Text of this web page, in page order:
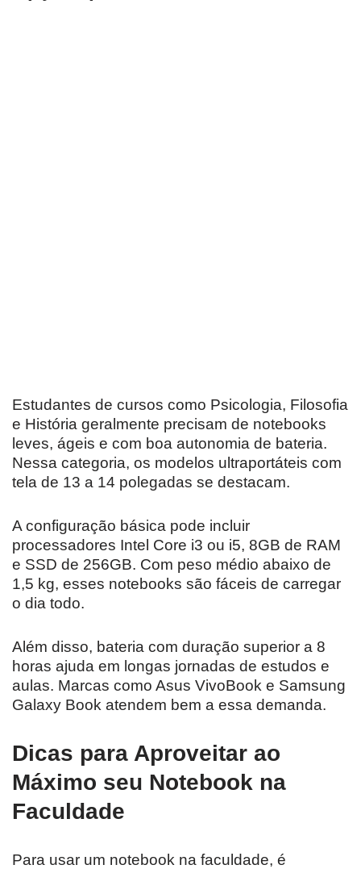
Estudantes de cursos como Psicologia, Filosofia
e História geralmente precisam de notebooks
leves, ágeis e com boa autonomia de bateria.
Nessa categoria, os modelos ultraportáteis com
tela de 13 a 14 polegadas se destacam.
A configuração básica pode incluir
processadores Intel Core i3 ou i5, 8GB de RAM
e SSD de 256GB. Com peso médio abaixo de
1,5 kg, esses notebooks são fáceis de carregar
o dia todo.
Além disso, bateria com duração superior a 8
horas ajuda em longas jornadas de estudos e
aulas. Marcas como Asus VivoBook e Samsung
Galaxy Book atendem bem a essa demanda.
Dicas para Aproveitar ao
Máximo seu Notebook na
Faculdade
Para usar um notebook na faculdade, é